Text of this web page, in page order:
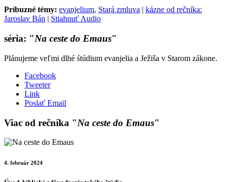
Príbuzné témy: evanjelium, Stará zmluva | kázne od rečníka:
Jaroslav Bán | Stiahnuť Audio
séria: "Na ceste do Emaus"
Plánujeme veľmi dlhé śtúdium evanjelia a Ježiša v Starom zákone.
Facebook
Tweeter
Link
Poslať Email
Viac od rečníka "Na ceste do Emaus"
4. február 2024